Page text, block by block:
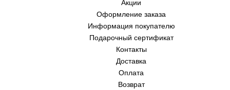
Акции
Оформление заказа
Информация покупателю
Подарочный сертификат
Контакты
Доставка
Оплата
Возврат